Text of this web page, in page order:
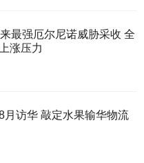
最强厄尔尼诺威胁采收 全
涨压力
果输华物流